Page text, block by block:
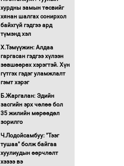
зарцуулах вэ?
хуралдаан болж байна
Автомашинд улсын
сондгойгоор шатахуун
олгоно
Бага орлоготой
иргэдийн орлогод
татвар ногдуулахгүй
байх эрх зүйн орчныг
бүрдүүллээ
хурдны замын төсвийг
хянан шалгах сонирхол
байхгүй гэдгээ ард
түмэнд хэл
Х.Тэмүүжин: Алдаа
гаргасан гэдгээ хүлээн
зөвшөөрөх хэрэгтэй. Хүн
гүтгэх гэдэг уламжлалт
гэмт хэрэг
Б.Жаргалан: Эдийн
засгийн эрх чөлөө бол
35 жилийн мөрөөдөл
зорилго
Ч.Лодойсамбуу: "Тээг
тушаа" болж байгаа
хуулиудын өөрчлөлт
хэзээ вэ